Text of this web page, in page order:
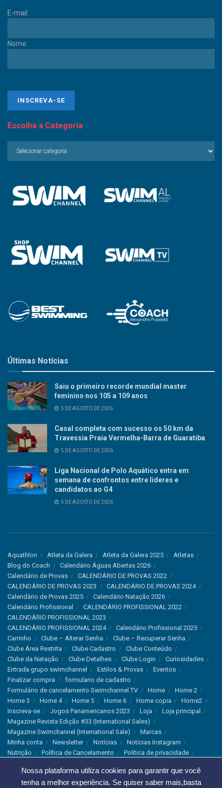
Nossa plataforma utiliza cookies para garantir que você
tenha a melhor experiência. Se quiser saber mais,basta
E-mail:
Nome:
Escolha a Categoria
Últimas Notícias
Saiu o primeiro recorde mundial master
feminino nos 105 a 109 anos
5 DE AGOSTO DE 2026
Casal completa com sucesso os 50 km da
Travessia Praia Vermelha-Barra de Guaratiba
5 DE AGOSTO DE 2026
Liga Nacional de Polo Aquático entra em
semana de confrontos entre líderes e
candidatos ao G4
5 DE AGOSTO DE 2026
Aquathlon Atleta da Galera Atleta da Galera 2025
Atletas
Blog do Coach
Calendário Águas Abertas 2026
Calendário de Provas
CALENDÁRIO DE PROVAS 2022
CALENDÁRIO DE PROVAS 2023
CALENDÁRIO DE PROVAS 2024
Calendário de Provas 2025
Calendário Natação 2026
Calendário Profissional
CALENDÁRIO PROFISSIONAL 2022
CALENDÁRIO PROFISSIONAL 2023
CALENDÁRIO PROFISSIONAL 2024
Calendário Profissional 2025
Carrinho
Clube – Alterar Senha
Clube – Recuperar Senha
Clube Área Restrita
Clube Cadastro
Clube Conteúdo
Clube da Natação
Clube Detalhes Clube Login
Curiosidades
Entrada grupo swimchannel
Estilos & Provas
Eventos
Finalizar compra
formulario de cadastro
Formulário de cancelamento Swimchannel TV
Home
Home 2
Home 3
Home 4 Home 5 Home 6 Home copia
Home2
Inscreva-se
Jogos Panamericanos 2023 Loja
Loja principal
Magazine Revista Edição #33 (International Sales)
Magazine Swimchannel (International Sale)
Marcas
Minha conta
Newsletter Notícias
Notícias Instagram
Nutrição
Política de Cancelamento
Política de privacidade
Recordes & Rankings
Revistas Saúde
Sobre Nós
Swimchannel
Thank You Treino Troca e Devolução